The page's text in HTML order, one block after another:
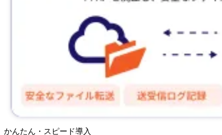
かんたん・スピード導入